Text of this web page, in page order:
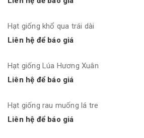
Hạt giống khổ qua trái dài
Liên hệ để báo giá
Hạt giống Lúa Hương Xuân
Liên hệ để báo giá
Hạt giống rau muống lá tre
Liên hệ để báo giá